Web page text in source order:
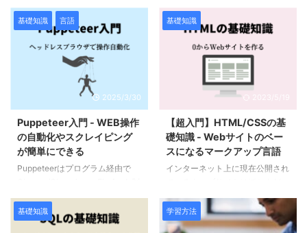
基礎知識 言語
2025/3/30
Puppeteer入門 - WEB操作
の自動化やスクレイピング
が簡単にできる
Puppeteerはプログラム経由で
御するJavaScriptライブラリで
す。 デフォルトではヘッドレス
（UIが表示されない）で実行され
基礎知識
【超入門】HTML/CSSの基
礎知識 - Webサイトのベー
スになるマークアップ言語
インターネット上に現在公開され
HTMLで作られています。
WordPressなどCMS（コンテン
ツ管理システム）を利用すると
基礎知識 学習方法